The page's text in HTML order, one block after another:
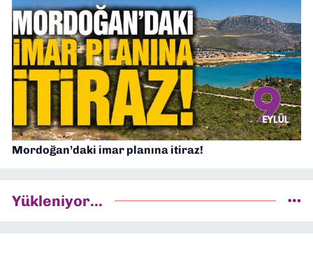
Mordoğan’daki imar planına itiraz!
Yükleniyor...